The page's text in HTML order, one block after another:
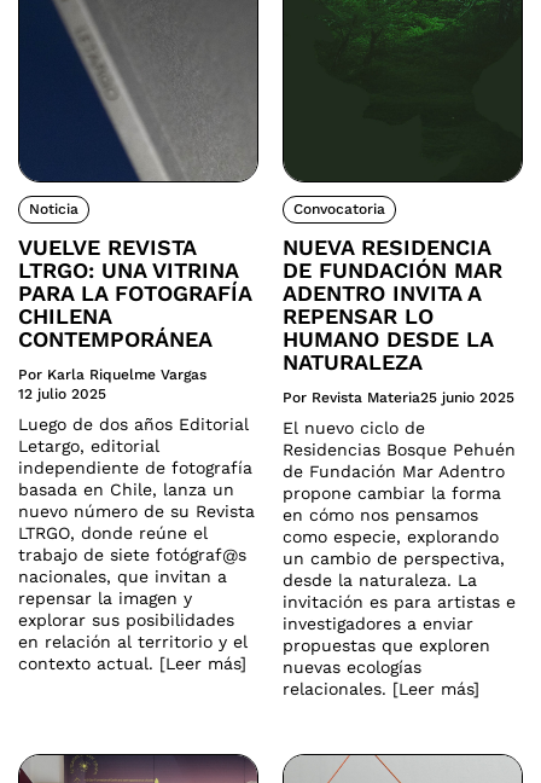
Noticia
VUELVE REVISTA
LTRGO: UNA VITRINA
PARA LA FOTOGRAFÍA
CHILENA
CONTEMPORÁNEA
Por Karla Riquelme Vargas
12 julio 2025
Luego de dos años Editorial
Letargo, editorial
independiente de fotografía
basada en Chile, lanza un
nuevo número de su Revista
LTRGO, donde reúne el
trabajo de siete fotógraf@s
nacionales, que invitan a
repensar la imagen y
explorar sus posibilidades
en relación al territorio y el
contexto actual. [Leer más]
Convocatoria
NUEVA RESIDENCIA
DE FUNDACIÓN MAR
ADENTRO INVITA A
REPENSAR LO
HUMANO DESDE LA
NATURALEZA
Por Revista Materia25 junio 2025
El nuevo ciclo de
Residencias Bosque Pehuén
de Fundación Mar Adentro
propone cambiar la forma
en cómo nos pensamos
como especie, explorando
un cambio de perspectiva,
desde la naturaleza. La
invitación es para artistas e
investigadores a enviar
propuestas que exploren
nuevas ecologías
relacionales. [Leer más]